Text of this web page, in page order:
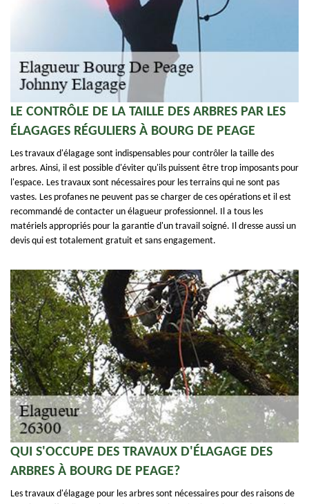
LE CONTRÔLE DE LA TAILLE DES ARBRES PAR LES
ÉLAGAGES RÉGULIERS À BOURG DE PEAGE
Les travaux d'élagage sont indispensables pour contrôler la taille des
arbres. Ainsi, il est possible d'éviter qu'ils puissent être trop imposants pour
l'espace. Les travaux sont nécessaires pour les terrains qui ne sont pas
vastes. Les profanes ne peuvent pas se charger de ces opérations et il est
recommandé de contacter un élagueur professionnel. Il a tous les
matériels appropriés pour la garantie d'un travail soigné. Il dresse aussi un
devis qui est totalement gratuit et sans engagement.
QUI S'OCCUPE DES TRAVAUX D'ÉLAGAGE DES
ARBRES À BOURG DE PEAGE?
Les travaux d'élagage pour les arbres sont nécessaires pour des raisons de